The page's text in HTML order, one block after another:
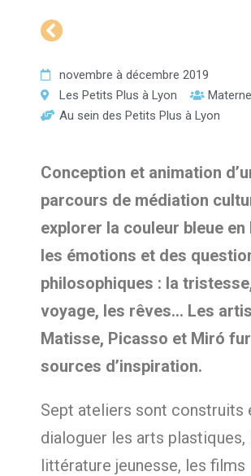
novembre à décembre 2019
Les Petits Plus à Lyon
Au sein des Petits Plus à Lyon
Conception et animation
parcours de médiation
explorer la couleur bleue en
les émotions et des
philosophiques : la
voyage, les rêves… Les
Matisse, Picasso et Miró
sources d’inspiration.
Sept ateliers sont construits
dialoguer les arts plastiques,
littérature jeunesse, les films